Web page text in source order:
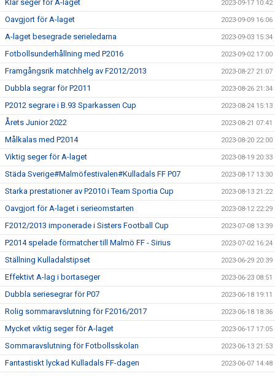
Klar seger för A-laget 2023-09-17 10:42
Oavgjort för A-laget 2023-09-09 16:06
A-laget besegrade serieledarna 2023-09-03 15:34
Fotbollsunderhållning med P2016 2023-09-02 17:00
Framgångsrik matchhelg av F2012/2013 2023-08-27 21:07
Dubbla segrar för P2011 2023-08-26 21:34
P2012 segrare i B.93 Sparkassen Cup 2023-08-24 15:13
Årets Junior 2022 2023-08-21 07:41
Målkalas med P2014 2023-08-20 22:00
Viktig seger för A-laget 2023-08-19 20:33
Städa Sverige#Malmöfestivalen#Kulladals FF P07 2023-08-17 13:30
Starka prestationer av P2010 i Team Sportia Cup 2023-08-13 21:22
Oavgjort för A-laget i serieomstarten 2023-08-12 22:29
F2012/2013 imponerade i Sisters Football Cup 2023-07-08 13:39
P2014 spelade förmatcher till Malmö FF - Sirius 2023-07-02 16:24
Ställning Kulladalstipset 2023-06-29 20:39
Effektivt A-lag i bortaseger 2023-06-23 08:51
Dubbla seriesegrar för P07 2023-06-18 19:11
Rolig sommaravslutning för F2016/2017 2023-06-18 18:36
Mycket viktig seger för A-laget 2023-06-17 17:05
Sommaravslutning för Fotbollsskolan 2023-06-13 21:53
Fantastiskt lyckad Kulladals FF-dagen 2023-06-07 14:48